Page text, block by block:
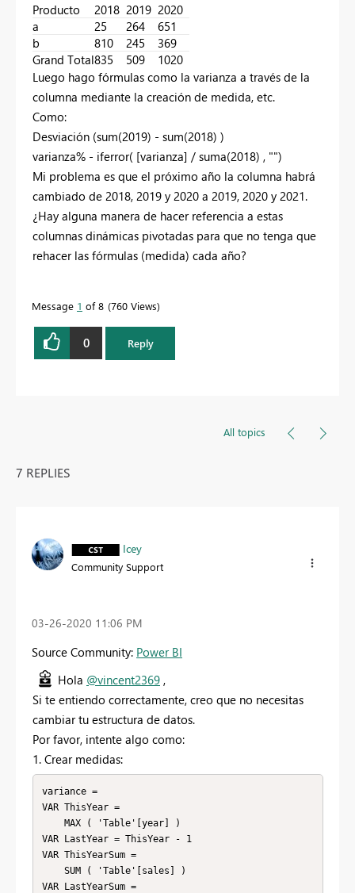
Producto
2018 2019 2020
a
25 264
651
b
810 245
369
Grand Total835 509
1020
Luego hago fórmulas como la varianza a través de la
columna mediante la creación de medida, etc.
Como:
Desviación (sum(2019) - sum(2018) )
varianza% - iferror( [varianza] / suma(2018) , "")
Mi problema es que el próximo año la columna habrá
cambiado de 2018, 2019 y 2020 a 2019, 2020 y 2021.
¿Hay alguna manera de hacer referencia a estas
columnas dinámicas pivotadas para que no tenga que
rehacer las fórmulas (medida) cada año?
Message 1 of 8 760 Views
0 Reply
All topics
7 REPLIES
Icey
Community Support
‎03-26-2020 11:06 PM
Source Community: Power BI
Hola @vincent2369 ,
Si te entiendo correctamente, creo que no necesitas
cambiar tu estructura de datos.
Por favor, intente algo como:
1. Crear medidas:
variance =
VAR ThisYear =
VAR LastYear = ThisYear - 1
VAR ThisYearSum =
VAR LastYearSum =